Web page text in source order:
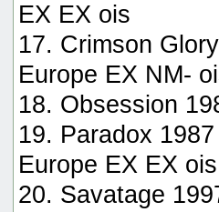
EX EX ois
17. Crimson
Europe EX NM-
18. Obsession
19. Paradox
Europe EX EX ois
20. Savatage